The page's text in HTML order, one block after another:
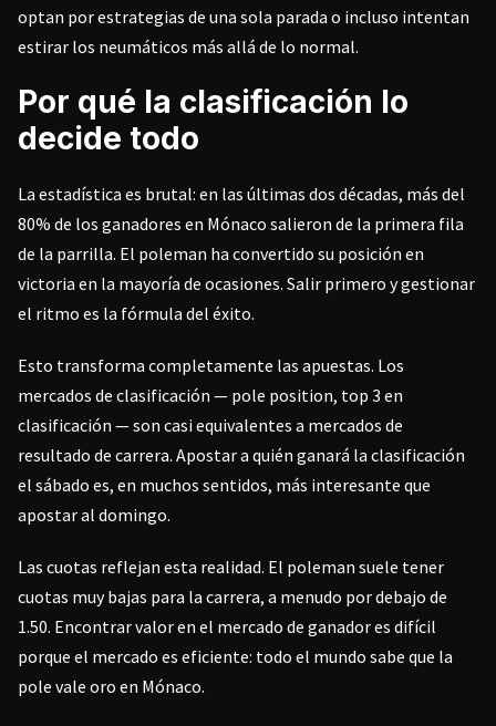
optan por estrategias de una sola parada o incluso intentan
estirar los neumáticos más allá de lo normal.
Por qué la clasificación lo
decide todo
La estadística es brutal: en las últimas dos décadas, más del
80% de los ganadores en Mónaco salieron de la primera fila
de la parrilla. El poleman ha convertido su posición en
victoria en la mayoría de ocasiones. Salir primero y gestionar
el ritmo es la fórmula del éxito.
Esto transforma completamente las apuestas. Los
mercados de clasificación — pole position, top 3 en
clasificación — son casi equivalentes a mercados de
resultado de carrera. Apostar a quién ganará la clasificación
el sábado es, en muchos sentidos, más interesante que
apostar al domingo.
Las cuotas reflejan esta realidad. El poleman suele tener
cuotas muy bajas para la carrera, a menudo por debajo de
1.50. Encontrar valor en el mercado de ganador es difícil
porque el mercado es eficiente: todo el mundo sabe que la
pole vale oro en Mónaco.